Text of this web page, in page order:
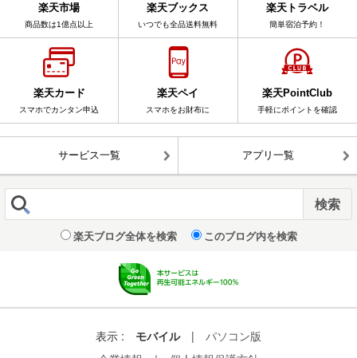
楽天市場
商品数は1億点以上
楽天ブックス
いつでも全品送料無料
楽天トラベル
簡単宿泊予約！
楽天カード
スマホでカンタン申込
楽天ペイ
スマホをお財布に
楽天PointClub
手軽にポイントを確認
サービス一覧 アプリ一覧
楽天ブログ全体を検索 このブログ内を検索
表示 : モバイル |
パソコン版